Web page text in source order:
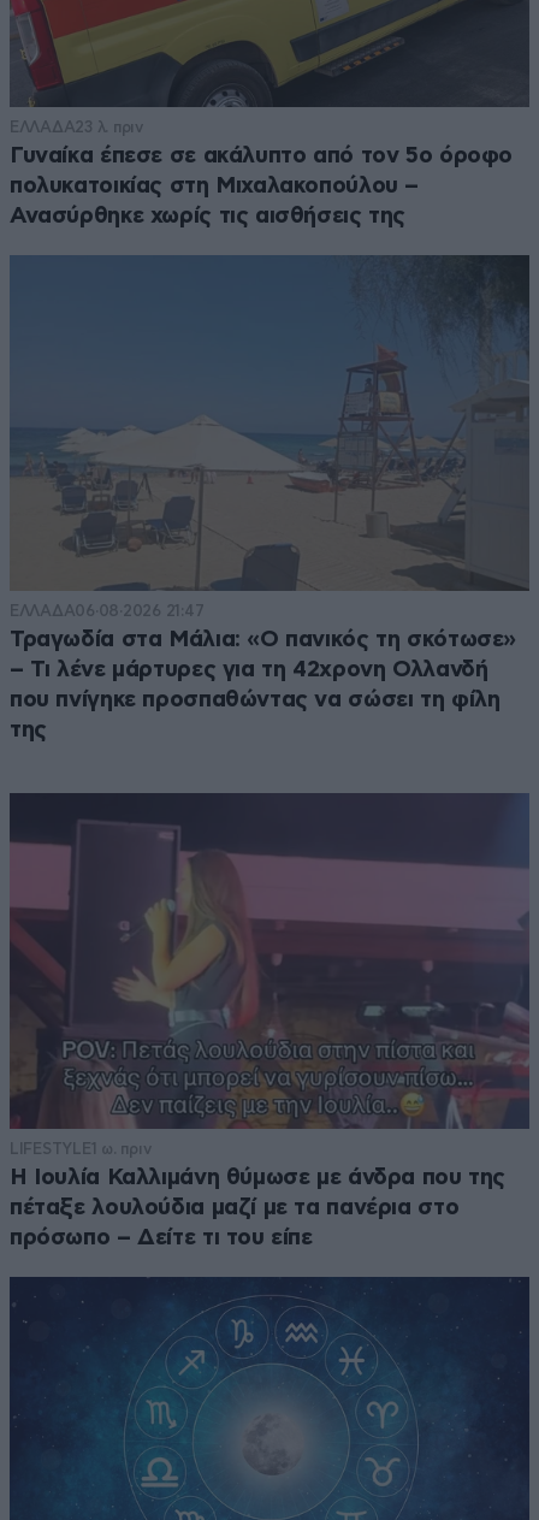
ΕΛΛΑΔΑ23 λ. πριν
Γυναίκα έπεσε σε ακάλυπτο από τον 5ο όροφο
πολυκατοικίας στη Μιχαλακοπούλου –
Ανασύρθηκε χωρίς τις αισθήσεις της
ΕΛΛΑΔΑ06·08·2026 21:47
Τραγωδία στα Μάλια: «Ο πανικός τη σκότωσε»
– Τι λένε μάρτυρες για τη 42χρονη Ολλανδή
που πνίγηκε προσπαθώντας να σώσει τη φίλη
της
LIFESTYLE1 ω. πριν
Η Ιουλία Καλλιμάνη θύμωσε με άνδρα που της
πέταξε λουλούδια μαζί με τα πανέρια στο
πρόσωπο – Δείτε τι του είπε